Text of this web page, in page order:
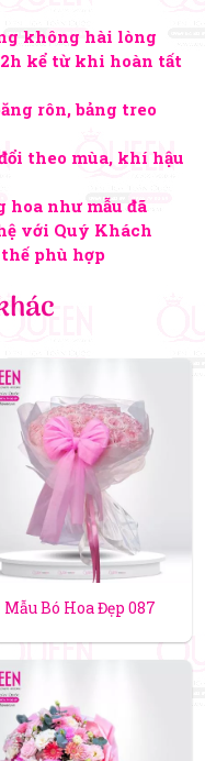
không hài lòng
kể từ khi hoàn tất
rôn, bảng treo
theo mùa, khí hậu
hoa như mẫu đã
với Quý Khách
phù hợp
Mẫu Bó Hoa Đẹp 087